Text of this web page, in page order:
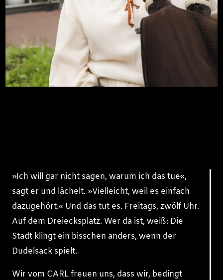
»Ich will gar nicht sagen, warum ich das tue«,
sagt er und lächelt. »Vielleicht, weil es einfach
dazugehört.« Und das tut es. Freitags, zwölf Uhr.
Auf dem Dreiecksplatz. Wer da ist, weiß: Die
Stadt klingt ein bisschen anders, wenn der
Dudelsack spielt.
Wir vom CARL freuen uns, dass wir, bedingt